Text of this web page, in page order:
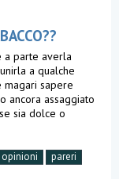
a parte averla
a qualche
sapere
ancora assaggiato
sia dolce o
opinioni
pareri